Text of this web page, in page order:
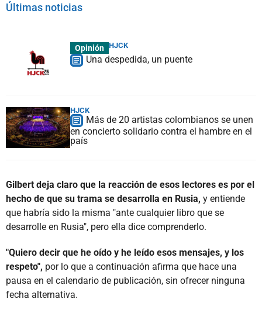
Últimas noticias
Opinión HJCK
Una despedida, un puente
HJCK
Más de 20 artistas colombianos se unen
en concierto solidario contra el hambre en el
país
Gilbert deja claro que la reacción de esos lectores es por el
hecho de que su trama se desarrolla en Rusia, y entiende
que habría sido la misma "ante cualquier libro que se
desarrolle en Rusia", pero ella dice comprenderlo.
"Quiero decir que he oído y he leído esos mensajes, y los
respeto", por lo que a continuación afirma que hace una
pausa en el calendario de publicación, sin ofrecer ninguna
fecha alternativa.